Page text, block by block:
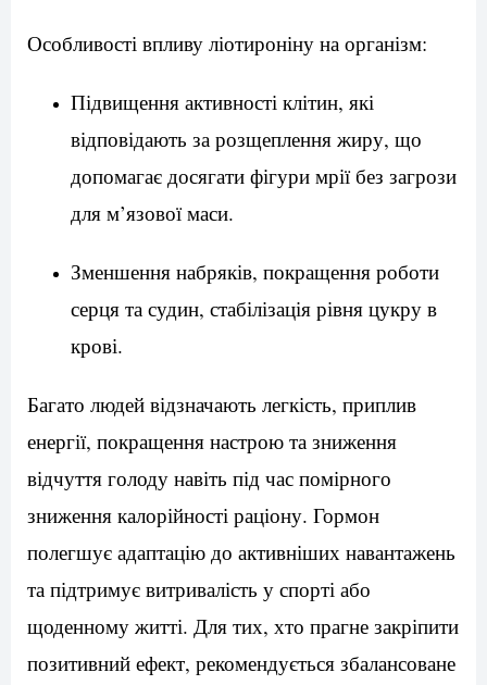
Особливості впливу ліотироніну на організм:
Підвищення активності клітин, які
відповідають за розщеплення жиру, що
допомагає досягати фігури мрії без загрози
для м’язової маси.
Зменшення набряків, покращення роботи
серця та судин, стабілізація рівня цукру в
крові.
Багато людей відзначають легкість, приплив
енергії, покращення настрою та зниження
відчуття голоду навіть під час помірного
зниження калорійності раціону. Гормон
полегшує адаптацію до активніших навантажень
та підтримує витривалість у спорті або
щоденному житті. Для тих, хто прагне закріпити
позитивний ефект, рекомендується збалансоване